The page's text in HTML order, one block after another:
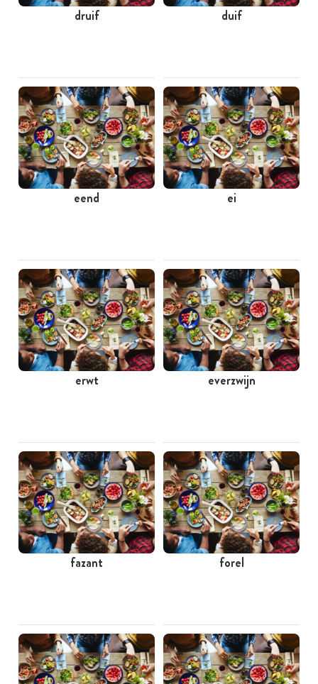
druif duif
eend ei
erwt everzwijn
fazant forel